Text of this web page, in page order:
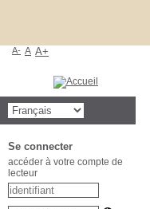
A- A A+
Se connecter
accéder à votre compte de
lecteur